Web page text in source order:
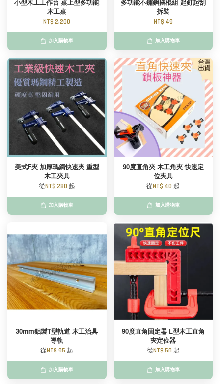
小型木工工作台 桌上型多功能
木工桌
NT$ 2,200
加入購物車
多功能不鏽鋼撬棍組 起釘起刮
拆裝
NT$ 49
加入購物車
美式F夾 加厚瑪鋼快速夾 重型
木工夾具
從NT$ 280 起
加入購物車
90度直角夾 木工角夾 快速定
位夾具
從NT$ 40 起
加入購物車
30mm鋁製T型軌道 木工治具
導軌
從NT$ 95 起
加入購物車
90度直角固定器 L型木工直角
夾定位器
從NT$ 50 起
加入購物車